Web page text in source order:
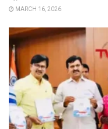
MARCH 16, 2026